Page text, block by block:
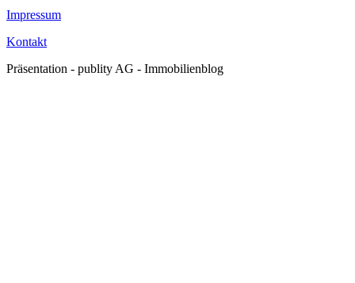
Impressum
Kontakt
Präsentation - publity AG - Immobilienblog